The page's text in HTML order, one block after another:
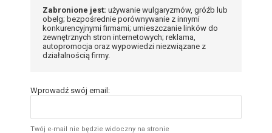
Zabronione jest: używanie wulgaryzmów, gróźb lub
obelg; bezpośrednie porównywanie z innymi
konkurencyjnymi firmami; umieszczanie linków do
zewnętrznych stron internetowych; reklama,
autopromocja oraz wypowiedzi niezwiązane z
działalnością firmy.
Wprowadź swój email:
Twój e-mail nie będzie widoczny na stronie